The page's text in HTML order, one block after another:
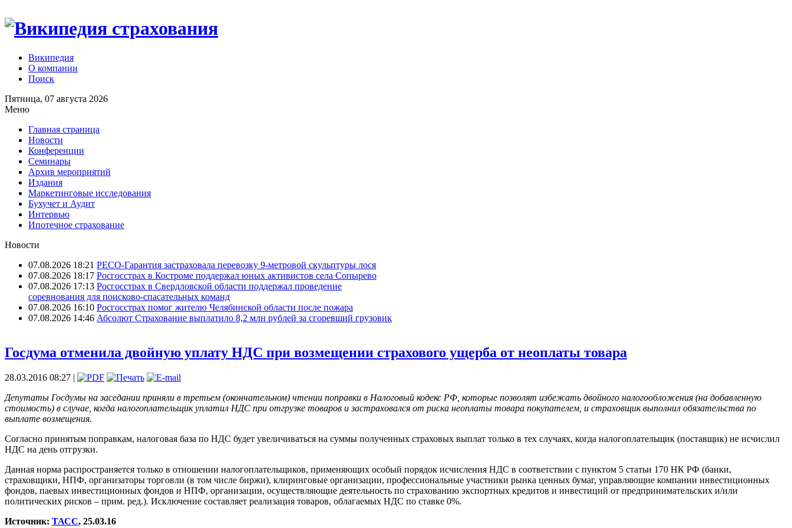
Википедия
О компании
Поиск
Пятница, 07 августа 2026
Меню
Главная страница
Новости
Конференции
Семинары
Архив мероприятий
Издания
Маркетинговые исследования
Бухучет и Аудит
Интервью
Ипотечное страхование
Новости
07.08.2026 18:21 РЕСО-Гарантия застраховала перевозку 9-метровой скульптуры лося
07.08.2026 18:17 Росгосстрах в Костроме поддержал юных активистов села Сопырево
07.08.2026 17:13 Росгосстрах в Свердловской области поддержал проведение
соревнования для поисково‑спасательных команд
07.08.2026 16:10 Росгосстрах помог жителю Челябинской области после пожара
07.08.2026 14:46 Абсолют Страхование выплатило 8,2 млн рублей за сгоревший грузовик
Госдума отменила двойную уплату НДС при возмещении страхового ущерба от неоплаты товара
28.03.2016 08:27 |
Депутаты Госдумы на заседании приняли в третьем (окончательном) чтении поправки в Налоговый кодекс РФ, которые позволят избежать двойного налогообложения (на добавленную
стоимость) в случае, когда налогоплательщик уплатил НДС при отгрузке товаров и застраховался от риска неоплаты товара покупателем, и страховщик выполнил обязательства по
выплате возмещения.
Согласно принятым поправкам, налоговая база по НДС будет увеличиваться на суммы полученных страховых выплат только в тех случаях, когда налогоплательщик (поставщик) не исчислил
НДС на день отгрузки.
Данная норма распространяется только в отношении налогоплательщиков, применяющих особый порядок исчисления НДС в соответствии с пунктом 5 статьи 170 НК РФ (банки,
страховщики, НПФ, организаторы торговли (в том числе биржи), клиринговые организации, профессиональные участники рынка ценных бумаг, управляющие компании инвестиционных
фондов, паевых инвестиционных фондов и НПФ, организации, осуществляющие деятельность по страхованию экспортных кредитов и инвестиций от предпринимательских и/или
политических рисков – прим. ред.). Исключение составляет реализация товаров, облагаемых НДС по ставке 0%.
Источник: ТАСС, 25.03.16